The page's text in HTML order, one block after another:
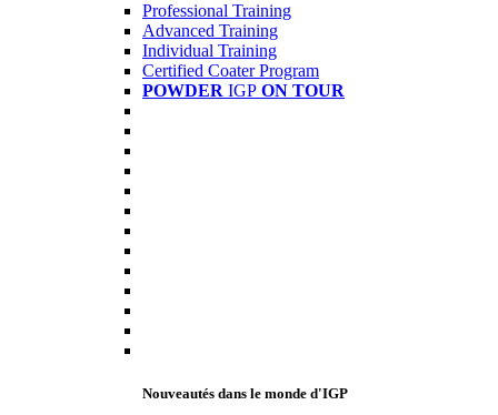
Professional Training
Advanced Training
Individual Training
Certified Coater Program
POWDER IGP ON TOUR
Nouveautés dans le monde d'IGP